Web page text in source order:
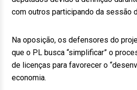
com outros participando da sessão
Na oposição, os defensores do
que o PL busca “simplificar” o
de licenças para favorecer o
economia.